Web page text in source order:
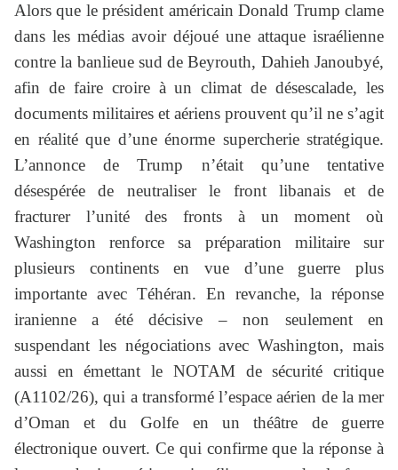
Alors que le président américain Donald Trump clame
dans les médias avoir déjoué une attaque israélienne
contre la banlieue sud de Beyrouth, Dahieh Janoubyé,
afin de faire croire à un climat de désescalade, les
documents militaires et aériens prouvent qu’il ne s’agit
en réalité que d’une énorme supercherie stratégique.
L’annonce de Trump n’était qu’une tentative
désespérée de neutraliser le front libanais et de
fracturer l’unité des fronts à un moment où
Washington renforce sa préparation militaire sur
plusieurs continents en vue d’une guerre plus
importante avec Téhéran. En revanche, la réponse
iranienne a été décisive – non seulement en
suspendant les négociations avec Washington, mais
aussi en émettant le NOTAM de sécurité critique
(A1102/26), qui a transformé l’espace aérien de la mer
d’Oman et du Golfe en un théâtre de guerre
électronique ouvert. Ce qui confirme que la réponse à